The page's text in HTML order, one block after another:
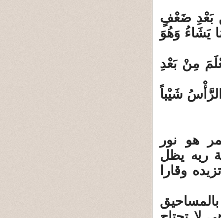
بَعْدِ ضَعْفٍ
يَشَاءُ وَهُوَ
مِنْ بَعْدِ
شَيْباً
هو نور
ربه يظل
وقارا